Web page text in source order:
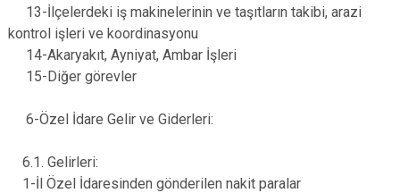
13-İlçelerdeki iş makinelerinin ve taşıtların takibi, arazi
kontrol işleri ve koordinasyonu
14-Akaryakıt, Ayniyat, Ambar İşleri
15-Diğer görevler
6-Özel İdare Gelir ve Giderleri:
6.1. Gelirleri:
1-İl Özel İdaresinden gönderilen nakit paralar